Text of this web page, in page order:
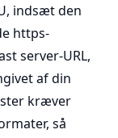
indsæt den
https-
server-URL,
af din
kræver
så